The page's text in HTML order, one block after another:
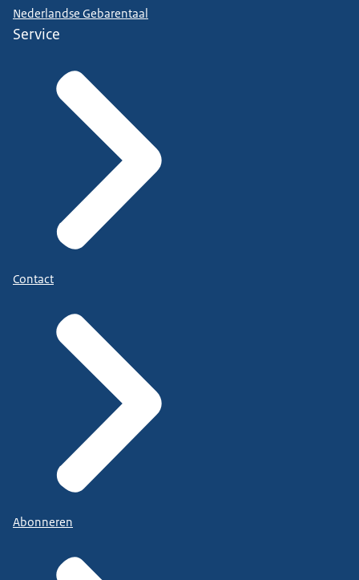
Nederlandse Gebarentaal
Service
Contact
Abonneren